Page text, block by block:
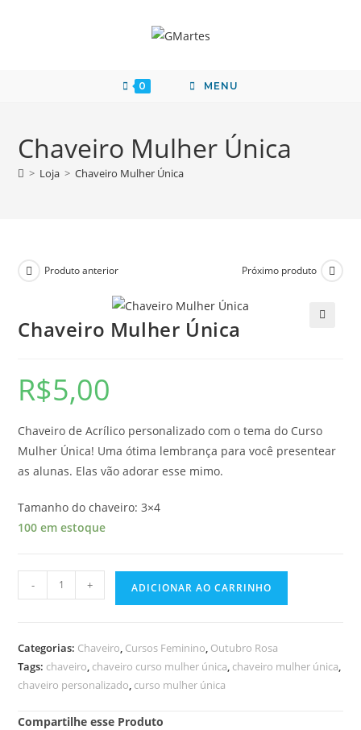
0 MENU
Chaveiro Mulher Única
> Loja > Chaveiro Mulher Única
Produto anterior Próximo produto
Chaveiro Mulher Única
R$5,00
Chaveiro de Acrílico personalizado com o tema do Curso
Mulher Única! Uma ótima lembrança para você presentear
as alunas. Elas vão adorar esse mimo.
Tamanho do chaveiro: 3×4
100 em estoque
- + ADICIONAR AO CARRINHO
Categorias: Chaveiro Cursos Feminino Outubro Rosa
Tags: chaveiro chaveiro curso mulher única chaveiro mulher única
chaveiro personalizado curso mulher única
Compartilhe esse Produto